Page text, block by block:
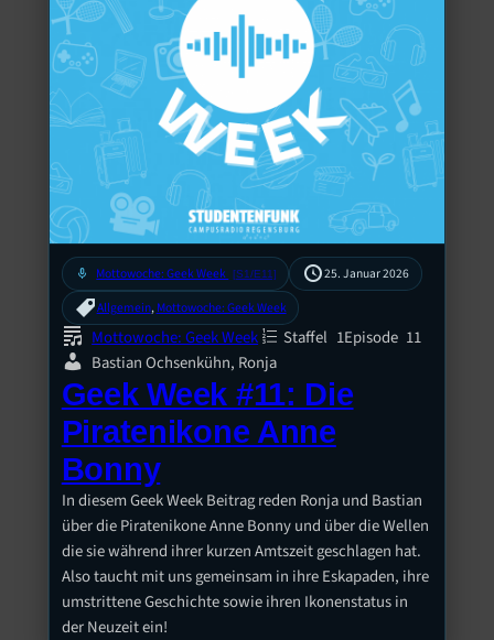
mic Mottowoche: Geek Week [S1/E11]
25. Januar 2026
Allgemein, Mottowoche: Geek Week
Mottowoche: Geek Week Staffel 1Episode 11
Bastian Ochsenkühn, Ronja
Geek Week #11: Die
Piratenikone Anne
Bonny
In diesem Geek Week Beitrag reden Ronja und Bastian
über die Piratenikone Anne Bonny und über die Wellen
die sie während ihrer kurzen Amtszeit geschlagen hat.
Also taucht mit uns gemeinsam in ihre Eskapaden, ihre
umstrittene Geschichte sowie ihren Ikonenstatus in
der Neuzeit ein!